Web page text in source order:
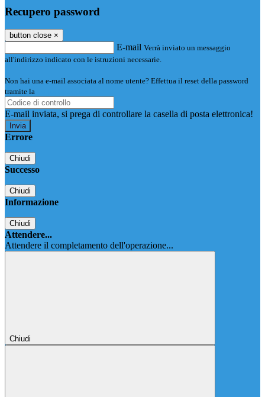
Recupero password
button close ×
E-mail Verrà inviato un messaggio
all'indirizzo indicato con le istruzioni necessarie.
Non hai una e-mail associata al nome utente? Effettua il reset della password
tramite la
E-mail inviata, si prega di controllare la casella di posta elettronica!
Errore
Chiudi
Successo
Chiudi
Informazione
Chiudi
Attendere...
Attendere il completamento dell'operazione...
Chiudi